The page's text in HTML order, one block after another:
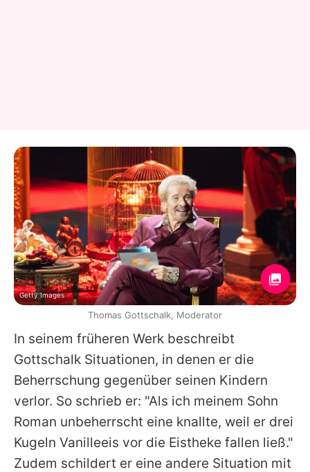
In seinem früheren Werk beschreibt
Gottschalk Situationen, in denen er die
Beherrschung gegenüber seinen Kindern
verlor. So schrieb er: "Als ich meinem Sohn
Roman unbeherrscht eine knallte, weil er drei
Kugeln Vanilleeis vor die Eistheke fallen ließ."
Zudem schildert er eine andere Situation mit
Getty Images
Thomas Gottschalk, Moderator